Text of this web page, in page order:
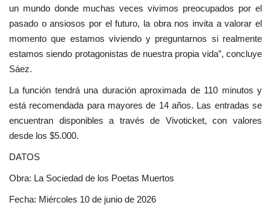
un mundo donde muchas veces vivimos preocupados por el
pasado o ansiosos por el futuro, la obra nos invita a valorar el
momento que estamos viviendo y preguntarnos si realmente
estamos siendo protagonistas de nuestra propia vida”, concluye
Sáez.
La función tendrá una duración aproximada de 110 minutos y
está recomendada para mayores de 14 años. Las entradas se
encuentran disponibles a través de Vivoticket, con valores
desde los $5.000.
DATOS
Obra: La Sociedad de los Poetas Muertos
Fecha: Miércoles 10 de junio de 2026